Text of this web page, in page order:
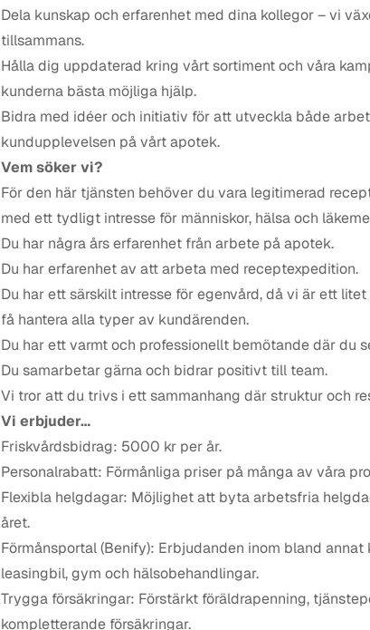
Dela kunskap och erfarenhet med dina kollegor – vi
tillsammans.
Hålla dig uppdaterad kring vårt sortiment och våra
kunderna bästa möjliga hjälp.
Bidra med idéer och initiativ för att utveckla både
kundupplevelsen på vårt apotek.
Vem söker vi?
För den här tjänsten behöver du vara legitimerad
med ett tydligt intresse för människor, hälsa och
Du har några års erfarenhet från arbete på apotek.
Du har erfarenhet av att arbeta med receptexpedition.
Du har ett särskilt intresse för egenvård, då vi är ett
få hantera alla typer av kundärenden.
Du har ettvarmt och professionellt bemötande där du
Du samarbetar gärna och bidrar positivt till team.
Vi tror att du trivs i ett sammanhang där struktur och
Vi erbjuder…
Friskvårdsbidrag: 5000 kr per år.
Personalrabatt: Förmånliga priser på många av våra
Flexibla helgdagar: Möjlighet att byta arbetsfria
året.
Förmånsportal (Benify): Erbjudanden inom bland
leasingbil, gym och hälsobehandlingar.
Trygga försäkringar: Förstärkt föräldrapenning,
kompletterande försäkringar.